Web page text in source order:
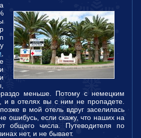
меньше. Потому с немецким
и в отелях вы с ним не пропадете.
в мой отель вдруг заселилась
ошибусь, если скажу, что наших на
общего числа. Путеводителя по
нет, и не бывает.